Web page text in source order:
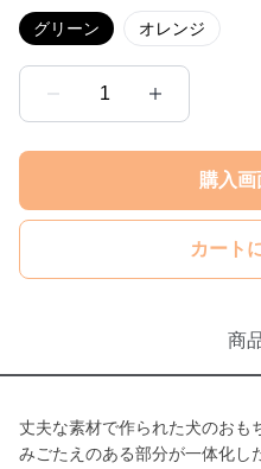
グリーン オレンジ
1
購入
カート
商
丈夫な素材で作られた犬のおも
みごたえのある部分が一体化し